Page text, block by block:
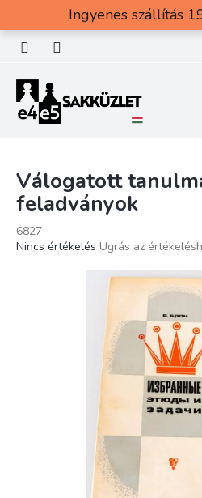
tartalomhoz
Ingyenes szállítás
Válogatott
feladványok
6827
A
Nincs értékelés Ugrás az